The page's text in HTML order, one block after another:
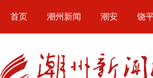
首页 潮州新闻 潮安 饶